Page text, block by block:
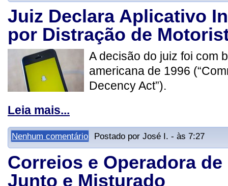
Juiz Declara Aplicativo
por Distração de
A decisão do juiz foi com
americana de 1996
Decency Act”).
Leia mais...
Nenhum comentário Postado por José I. - às 7:27
Correios e Operadora
Junto e Misturado